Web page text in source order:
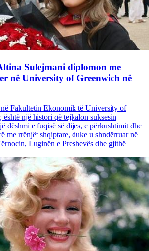
Sulejmani diplomon me
në University of Greenwich në
Fakultetin Ekonomik të University of
një histori që tejkalon suksesin
dëshmi e fuqisë së dijes, e përkushtimit dhe
me rrënjët shqiptare, duke u shndërruar në
Luginën e Preshevës dhe gjithë